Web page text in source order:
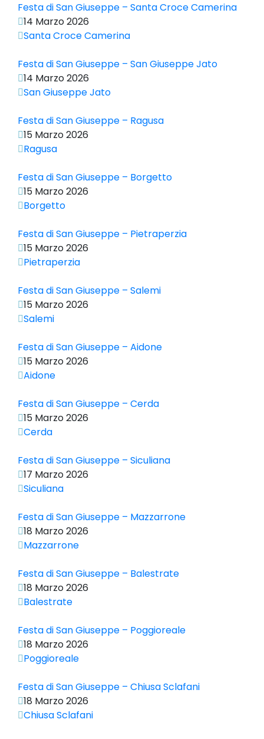
Festa di San Giuseppe – Santa Croce Camerina
14 Marzo 2026
Santa Croce Camerina
Festa di San Giuseppe – San Giuseppe Jato
14 Marzo 2026
San Giuseppe Jato
Festa di San Giuseppe – Ragusa
15 Marzo 2026
Ragusa
Festa di San Giuseppe – Borgetto
15 Marzo 2026
Borgetto
Festa di San Giuseppe – Pietraperzia
15 Marzo 2026
Pietraperzia
Festa di San Giuseppe – Salemi
15 Marzo 2026
Salemi
Festa di San Giuseppe – Aidone
15 Marzo 2026
Aidone
Festa di San Giuseppe – Cerda
15 Marzo 2026
Cerda
Festa di San Giuseppe – Siculiana
17 Marzo 2026
Siculiana
Festa di San Giuseppe – Mazzarrone
18 Marzo 2026
Mazzarrone
Festa di San Giuseppe – Balestrate
18 Marzo 2026
Balestrate
Festa di San Giuseppe – Poggioreale
18 Marzo 2026
Poggioreale
Festa di San Giuseppe – Chiusa Sclafani
18 Marzo 2026
Chiusa Sclafani